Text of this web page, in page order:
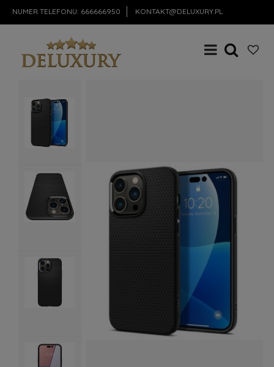
NUMER TELEFONU: 666666950 KONTAKT@DELUXURY.PL